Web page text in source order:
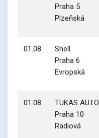
Praha 5
Plzeňská
01.08.
Shell
Praha 6
Evropská
01.08.
TUKAS AUTO
Praha 10
Radiová